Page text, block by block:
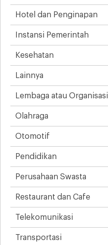
Hotel dan Penginapan
Instansi Pemerintah
Kesehatan
Lainnya
Lembaga atau Organisasi
Olahraga
Otomotif
Pendidikan
Perusahaan Swasta
Restaurant dan Cafe
Telekomunikasi
Transportasi